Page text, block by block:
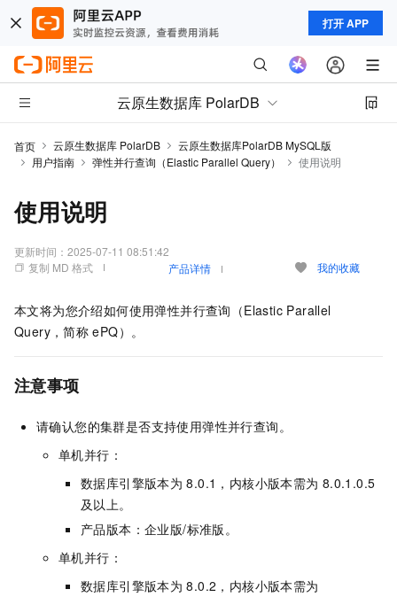
打开 APP
云原生数据库 PolarDB
首页 云原生数据库 PolarDB
云原生数据库PolarDB MySQL版
用户指南
弹性并行查询（Elastic Parallel Query） 使用说明
使用说明
更新时间： 2025-07-11 08:51:42
复制 MD 格式
产品详情 我的收藏
本文将为您介绍如何使用弹性并行查询（Elastic Parallel
Query，简称 ePQ）。
注意事项
请确认您的集群是否支持使用弹性并行查询。
单机并行：
数据库引擎版本为 8.0.1，内核小版本需为 8.0.1.0.5
及以上。
产品版本：企业版/标准版。
单机并行：
数据库引擎版本为 8.0.2，内核小版本需为